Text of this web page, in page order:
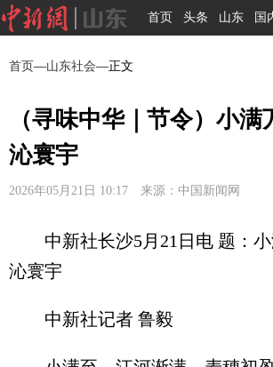
首页 头条 山东 国
首页—山东社会—正文
（寻味中华｜节令）小
沁寰宇
2026年05月21日 10:17 来源：中国新闻网
中新社长沙5月21日电 题：小
沁寰宇
中新社记者 鲁毅